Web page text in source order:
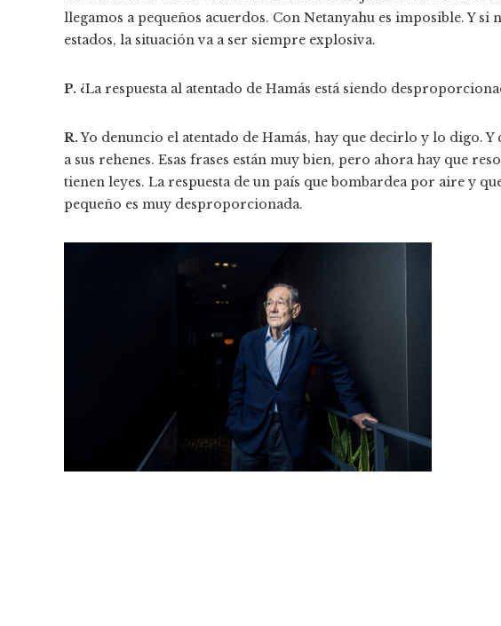
llegamos a pequeños acuerdos. Con Netanyahu es imposible. Y si
estados, la situación va a ser siempre explosiva.
P. ¿La respuesta al atentado de Hamás está siendo
R.Yo denuncio el atentado de Hamás, hay que decirlo y lo digo.
a sus rehenes. Esas frases están muy bien, pero ahora hay que
tienen leyes. La respuesta de un país que bombardea por aire y
pequeño es muy desproporcionada.